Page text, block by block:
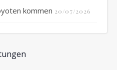
kommen 20/07/2026